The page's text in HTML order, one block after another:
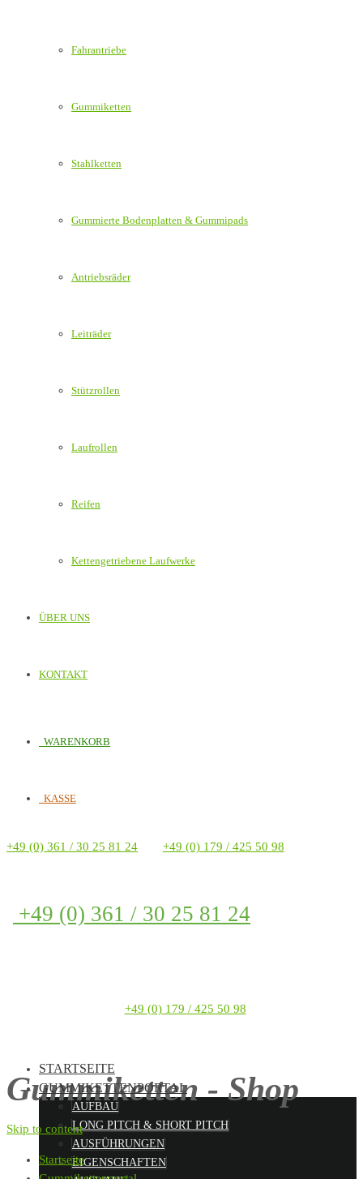
Fahrantriebe
Gummiketten
Stahlketten
Gummierte Bodenplatten & Gummipads
Antriebsräder
Leiträder
Stützrollen
Laufrollen
Reifen
Kettengetriebene Laufwerke
ÜBER UNS
KONTAKT
WARENKORB
KASSE
+49 (0) 361 / 30 25 81 24 +49 (0) 179 / 425 50 98
+49 (0) 361 / 30 25 81 24
+49 (0) 179 / 425 50 98
Gummiketten - Shop
STARTSEITE
GUMMIKETTENPORTAL
AUFBAU
LONG PITCH & SHORT PITCH
AUSFÜHRUNGEN
EIGENSCHAFTEN
Skip to content
Startseite